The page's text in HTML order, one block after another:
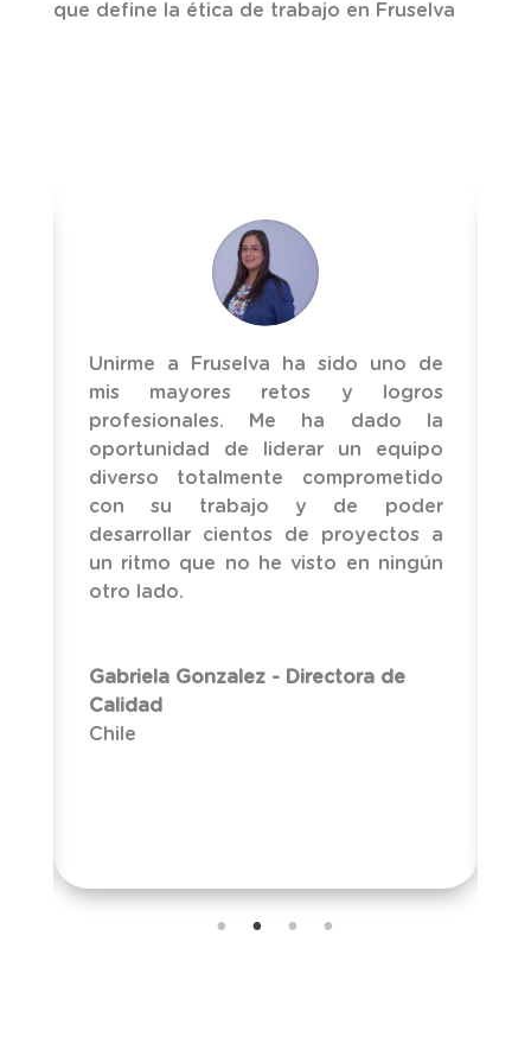
que define la ética de trabajo en Fruselva
Unirme a Fruselva ha sido uno de
mis mayores retos y logros
profesionales. Me ha dado la
oportunidad de liderar un equipo
diverso totalmente comprometido
con su trabajo y de poder
desarrollar cientos de proyectos a
un ritmo que no he visto en ningún
otro lado.
Gabriela Gonzalez - Directora de
Calidad
Chile